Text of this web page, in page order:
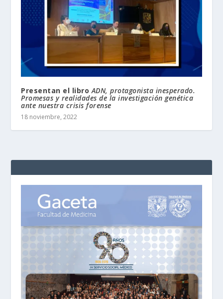
Presentan el libroADN, protagonista inesperado.
Promesas y realidades de la investigación genética
ante nuestra crisis forense
18 noviembre, 2022